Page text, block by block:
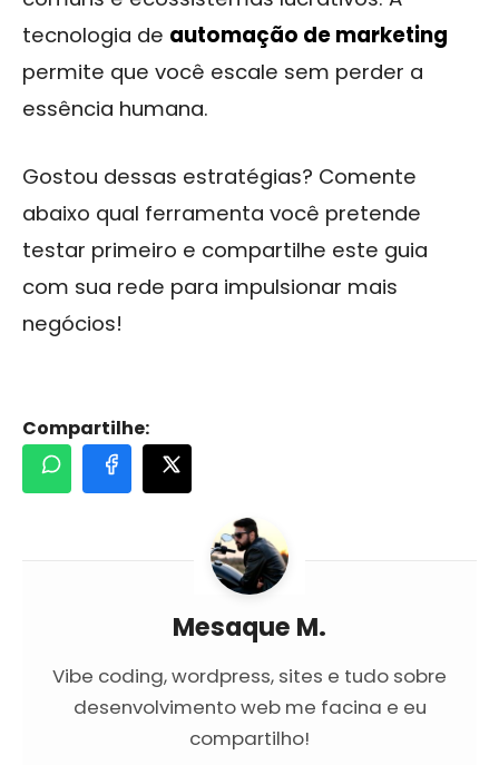
tecnologia de automação de marketing
permite que você escale sem perder a
essência humana.
Gostou dessas estratégias? Comente
abaixo qual ferramenta você pretende
testar primeiro e compartilhe este guia
com sua rede para impulsionar mais
negócios!
Compartilhe:
Mesaque M.
Vibe coding, wordpress, sites e tudo sobre
desenvolvimento web me facina e eu
compartilho!